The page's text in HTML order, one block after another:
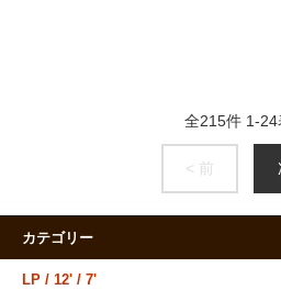
全215件 1-24
< 前
カテゴリー
LP / 12' / 7'